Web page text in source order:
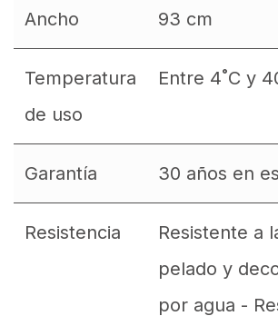
Ancho 93 cm
Temperatura
de uso
Entre 4˚C y
Garantía 30 años en
Resistencia
Resistente a
pelado y
por agua -